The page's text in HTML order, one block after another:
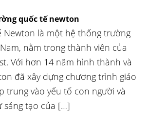
quốc tế newton
Newton là một hệ thống trường
nằm trong thành viên của
Với hơn 14 năm hình thành và
đã xây dựng chương trình giáo
trung vào yếu tố con người và
sáng tạo của […]